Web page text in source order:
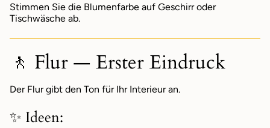
Stimmen Sie die Blumenfarbe auf Geschirr oder
Tischwäsche ab.
🚶 Flur — Erster Eindruck
Der Flur gibt den Ton für Ihr Interieur an.
✨ Ideen: